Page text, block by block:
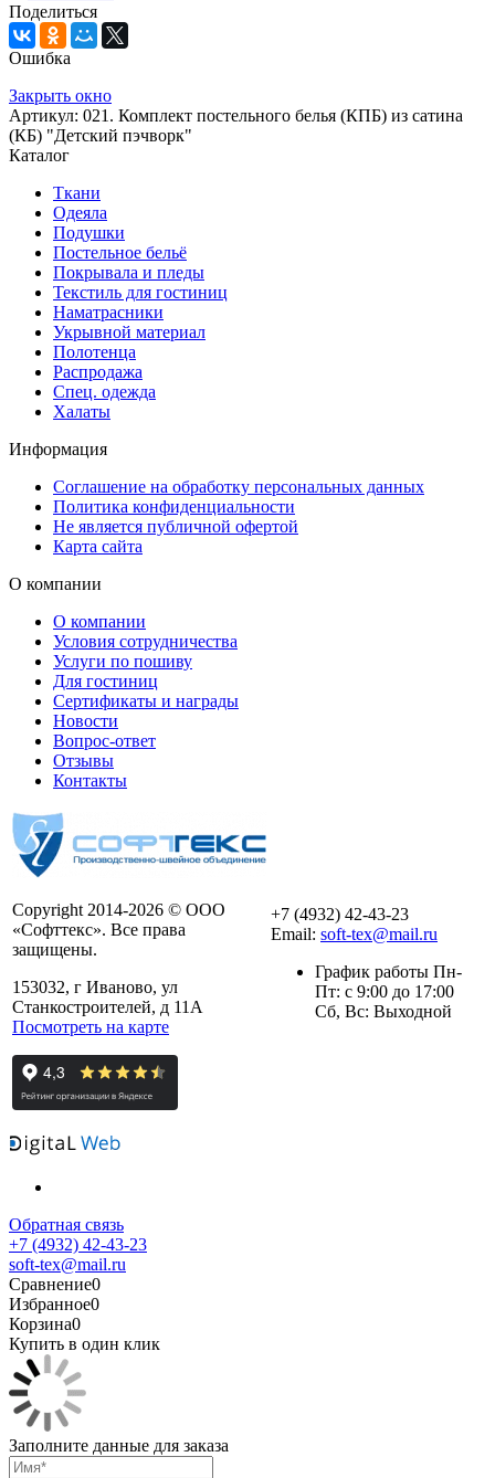
Поделиться
Ошибка
Закрыть окно
Артикул: 021. Комплект постельного белья (КПБ) из сатина
(КБ) "Детский пэчворк"
Каталог
Ткани
Одеяла
Подушки
Постельное бельё
Покрывала и пледы
Текстиль для гостиниц
Наматрасники
Укрывной материал
Полотенца
Распродажа
Спец. одежда
Халаты
Информация
Соглашение на обработку персональных данных
Политика конфиденциальности
Не является публичной офертой
Карта сайта
О компании
О компании
Условия сотрудничества
Услуги по пошиву
Для гостиниц
Сертификаты и награды
Новости
Вопрос-ответ
Отзывы
Контакты
Copyright 2014-2026 © ООО
«Софттекс». Все права
защищены.
153032, г Иваново, ул
Станкостроителей, д 11А
Посмотреть на карте
+7 (4932) 42-43-23
Email: soft-tex@mail.ru
График работы Пн-
Пт: с 9:00 до 17:00
Сб, Вс: Выходной
Обратная связь
+7 (4932) 42-43-23
soft-tex@mail.ru
Сравнение0
Избранное0
Корзина0
Купить в один клик
Заполните данные для заказа